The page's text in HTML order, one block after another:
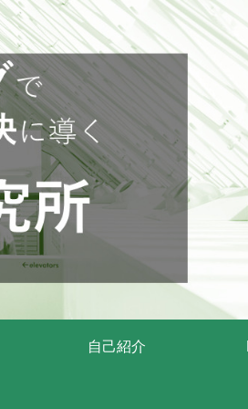
自己紹介